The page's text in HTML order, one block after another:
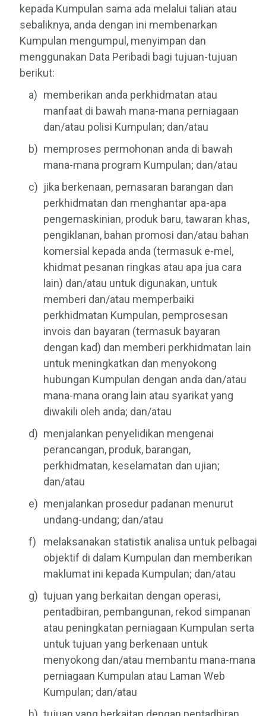
kepada Kumpulan sama ada melalui talian atau
sebaliknya, anda dengan ini membenarkan
Kumpulan mengumpul, menyimpan dan
menggunakan Data Peribadi bagi tujuan-tujuan
berikut:
memberikan anda perkhidmatan atau
manfaat di bawah mana-mana perniagaan
dan/atau polisi Kumpulan; dan/atau
memproses permohonan anda di bawah
mana-mana program Kumpulan; dan/atau
jika berkenaan, pemasaran barangan dan
perkhidmatan dan menghantar apa-apa
pengemaskinian, produk baru, tawaran khas,
pengiklanan, bahan promosi dan/atau bahan
komersial kepada anda (termasuk e-mel,
khidmat pesanan ringkas atau apa jua cara
lain) dan/atau untuk digunakan, untuk
memberi dan/atau memperbaiki
perkhidmatan Kumpulan, pemprosesan
invois dan bayaran (termasuk bayaran
dengan kad) dan memberi perkhidmatan lain
untuk meningkatkan dan menyokong
hubungan Kumpulan dengan anda dan/atau
mana-mana orang lain atau syarikat yang
diwakili oleh anda; dan/atau
menjalankan penyelidikan mengenai
perancangan, produk, barangan,
perkhidmatan, keselamatan dan ujian;
dan/atau
menjalankan prosedur padanan menurut
undang-undang; dan/atau
melaksanakan statistik analisa untuk pelbagai
objektif di dalam Kumpulan dan memberikan
maklumat ini kepada Kumpulan; dan/atau
tujuan yang berkaitan dengan operasi,
pentadbiran, pembangunan, rekod simpanan
atau peningkatan perniagaan Kumpulan serta
untuk tujuan yang berkenaan untuk
menyokong dan/atau membantu mana-mana
perniagaan Kumpulan atau Laman Web
Kumpulan; dan/atau